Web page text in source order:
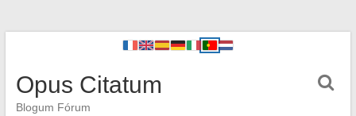
Opus Citatum
Blogum Fórum